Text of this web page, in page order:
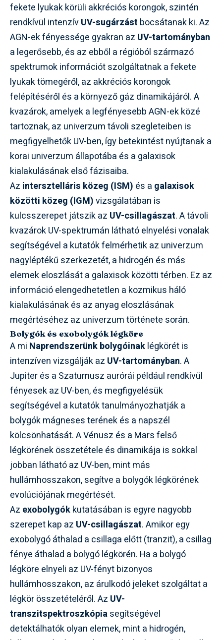
fekete lyukak körüli akkréciós korongok, szintén
rendkívül intenzívUV-sugárzást bocsátanak ki. Az
AGN-ek fényessége gyakran az UV-tartományban
a legerősebb, és az ebből a régióból származó
spektrumok információt szolgáltatnak a fekete
lyukak tömegéről, az akkréciós korongok
felépítéséről és a környező gáz dinamikájáról. A
kvazárok, amelyek a legfényesebb AGN-ek közé
tartoznak, az univerzum távoli szegleteiben is
megfigyelhetők UV-ben, így betekintést nyújtanak a
korai univerzum állapotába és a galaxisok
kialakulásának első fázisaiba.
Az intersztelláris közeg (ISM) és a galaxisok
közötti közeg (IGM)vizsgálatában is
kulcsszerepet játszik az UV-csillagászat. A távoli
kvazárok UV-spektrumán látható elnyelési vonalak
segítségével a kutatók felmérhetik az univerzum
nagyléptékű szerkezetét, a hidrogén és más
elemek eloszlását a galaxisok közötti térben. Ez az
információ elengedhetetlen a kozmikus háló
kialakulásának és az anyag eloszlásának
megértéséhez az univerzum története során.
Bolygók és exobolygók légköre
A mi Naprendszerünk bolygóinaklégkörét is
intenzíven vizsgálják az UV-tartományban. A
Jupiter és a Szaturnusz aurórái például rendkívül
fényesek az UV-ben, és megfigyelésük
segítségével a kutatók tanulmányozhatják a
bolygók mágneses terének és a napszél
kölcsönhatását. A Vénusz és a Mars felső
légkörének összetétele és dinamikája is sokkal
jobban látható az UV-ben, mint más
hullámhosszakon, segítve a bolygók légkörének
evolúciójának megértését.
Az exobolygókkutatásában is egyre nagyobb
szerepet kap az UV-csillagászat. Amikor egy
exobolygó áthalad a csillaga előtt (tranzit), a csillag
fénye áthalad a bolygó légkörén. Ha a bolygó
légköre elnyeli az UV-fényt bizonyos
hullámhosszakon, az árulkodó jeleket szolgáltat a
légkör összetételéről. Az UV-
transzitspektroszkópiasegítségével
detektálhatók olyan elemek, mint a hidrogén,